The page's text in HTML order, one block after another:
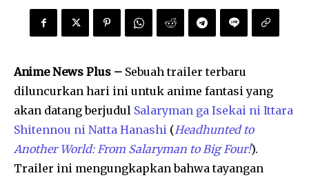
Anime News Plus – Sebuah trailer terbaru
diluncurkan hari ini untuk anime fantasi yang
akan datang berjudul Salaryman ga Isekai ni Ittara
Shitennou ni Natta Hanashi (Headhunted to
Another World: From Salaryman to Big Four!).
Trailer ini mengungkapkan bahwa tayangan